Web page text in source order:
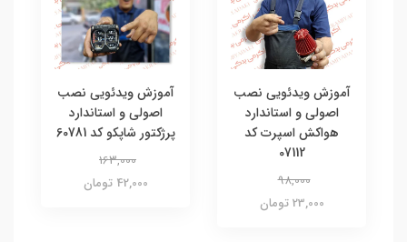
آموزش ویدئویی نصب
اصولی و استاندارد
هواکش اسپرت کد
07112
98,000
23,000 تومان
آموزش ویدئویی نصب
اصولی و استاندارد
پرژکتور شاپکو کد 60781
163,000
42,000 تومان